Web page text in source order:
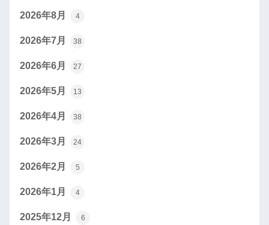
2026年8月 4
2026年7月 38
2026年6月 27
2026年5月 13
2026年4月 38
2026年3月 24
2026年2月 5
2026年1月 4
2025年12月 6